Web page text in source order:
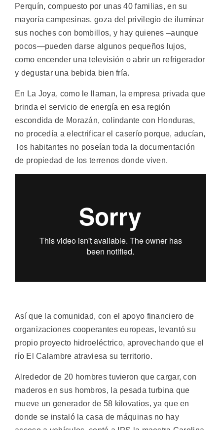
Perquín, compuesto por unas 40 familias, en su
mayoría campesinas, goza del privilegio de iluminar
sus noches con bombillos, y hay quienes –aunque
pocos—pueden darse algunos pequeños lujos,
como encender una televisión o abrir un refrigerador
y degustar una bebida bien fría.
En La Joya, como le llaman, la empresa privada que
brinda el servicio de energía en esa región
escondida de Morazán, colindante con Honduras,
no procedía a electrificar el caserío porque, aducían,
los habitantes no poseían toda la documentación
de propiedad de los terrenos donde viven.
Así que la comunidad, con el apoyo financiero de
organizaciones cooperantes europeas, levantó su
propio proyecto hidroeléctrico, aprovechando que el
río El Calambre atraviesa su territorio.
Alrededor de 20 hombres tuvieron que cargar, con
maderos en sus hombros, la pesada turbina que
mueve un generador de 58 kilovatios, ya que en
donde se instaló la casa de máquinas no hay